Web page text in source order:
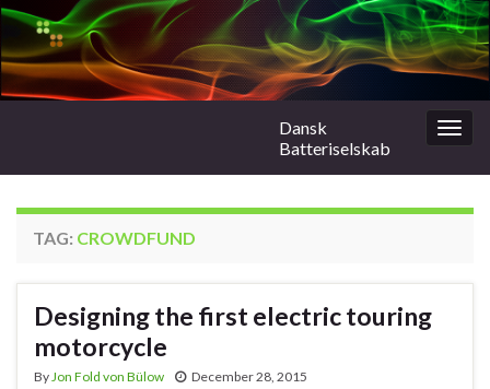
Dansk
Batteriselskab
TAG: CROWDFUND
Designing the first electric touring
motorcycle
ByJon Fold von Bülow December 28, 2015